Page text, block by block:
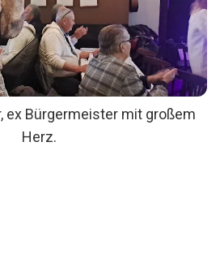
ex Bürgermeister mit großem
Herz.